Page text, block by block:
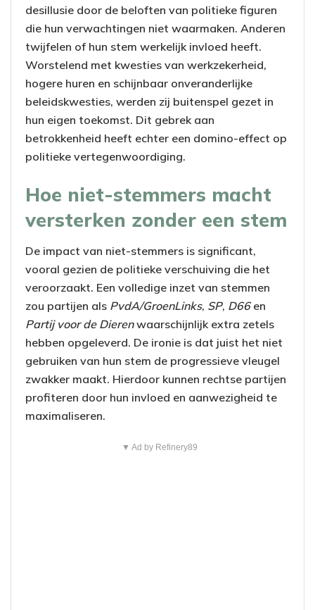
desillusie door de beloften van politieke figuren
die hun verwachtingen niet waarmaken. Anderen
twijfelen of hun stem werkelijk invloed heeft.
Worstelend met kwesties van werkzekerheid,
hogere huren en schijnbaar onveranderlijke
beleidskwesties, werden zij buitenspel gezet in
hun eigen toekomst. Dit gebrek aan
betrokkenheid heeft echter een domino-effect op
politieke vertegenwoordiging.
Hoe niet-stemmers macht
versterken zonder een stem
De impact van niet-stemmers is significant,
vooral gezien de politieke verschuiving die het
veroorzaakt. Een volledige inzet van stemmen
zou partijen als PvdA/GroenLinks, SP, D66en
Partij voor de Dierenwaarschijnlijk extra zetels
hebben opgeleverd. De ironie is dat juist het niet
gebruiken van hun stem de progressieve vleugel
zwakker maakt. Hierdoor kunnen rechtse partijen
profiteren door hun invloed en aanwezigheid te
maximaliseren.
▼ Ad by Refinery89